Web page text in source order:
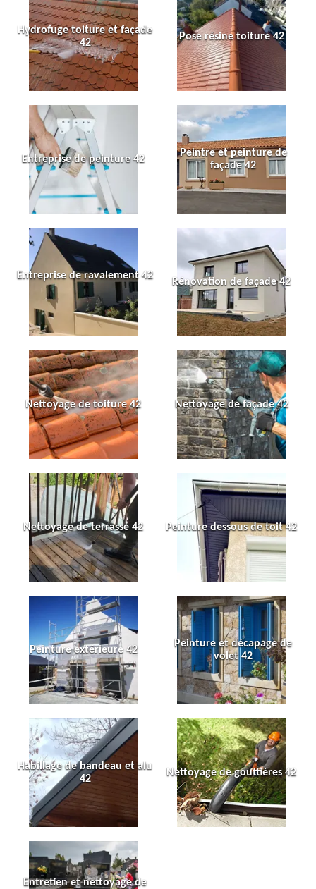
Hydrofuge toiture et façade
42
Pose résine toiture 42
Entreprise de peinture 42
Peintre et peinture de
façade 42
Entreprise de ravalement 42
Rénovation de façade 42
Nettoyage de toiture 42 Nettoyage de façade 42
Nettoyage de terrasse 42 Peinture dessous de toit 42
Peinture extérieure 42
Peinture et décapage de
volet 42
Habillage de bandeau et alu
42
Nettoyage de gouttières 42
Entretien et nettoyage de